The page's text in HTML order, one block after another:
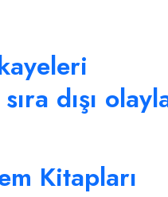
dışı
Kitapları